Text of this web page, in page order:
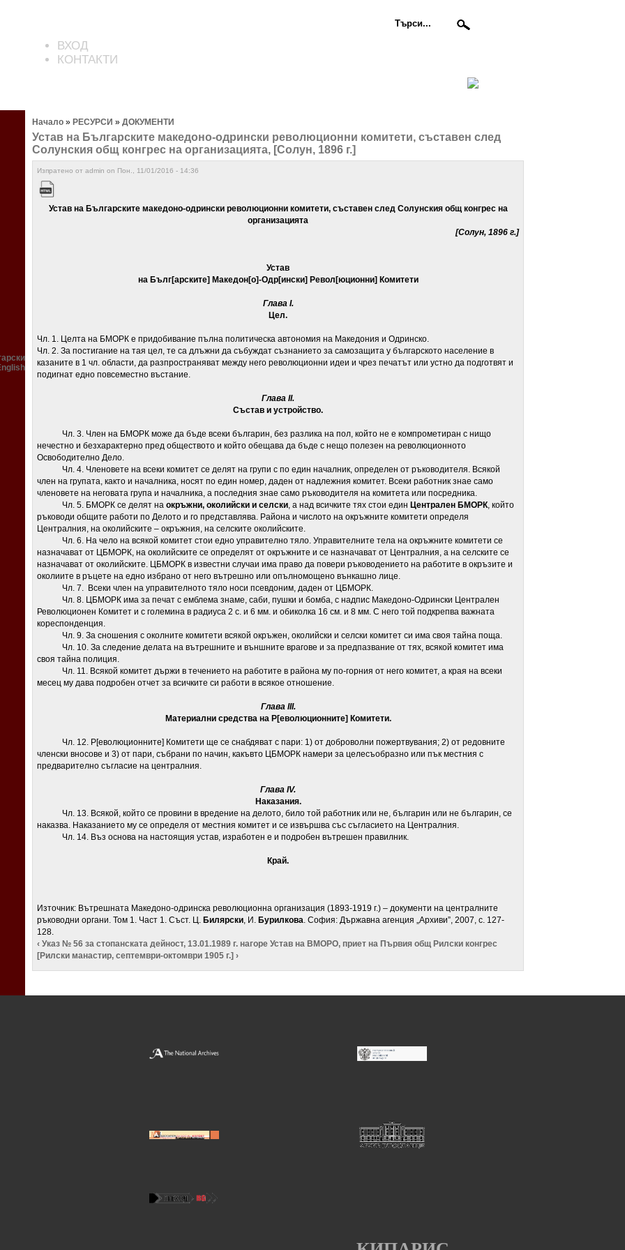
ВХОД
КОНТАКТИ
Начало » РЕСУРСИ »ДОКУМЕНТИ
Устав на Българските македоно-одрински революционни комитети, съставен след
Солунския общ конгрес на организацията, [Солун, 1896 г.]
Изпратено от admin on Пон., 11/01/2016 - 14:36
Устав на Българските македоно-одрински революционни комитети, съставен след Солунския общ конгрес на
организацията
[Солун, 1896 г.]
Устав
на Бълг[арските] Македон[о]-Одр[ински] Револ [юционни] Комитети
Глава I.
Цел.
Чл. 1. Целта на БМОРК е придобивание пълна политическа автономия на Македония и Одринско.
Чл. 2. За постигание на тая цел, те са длъжни да събуждат съзнанието за самозащита у българското население в
казаните в 1 чл. области, да разпространяват между него революционни идеи и чрез печатът или устно да подготвят и
подигнат едно повсеместно въстание.
ГлаваII.
Състав и устройство.
Чл. 3. Член на БМОРК може да бъде всеки българин, без разлика на пол, който не е компрометиран с нищо
нечестно и безхарактерно пред обществото и който обещава да бъде с нещо полезен на революционното
Освободително Дело.
Чл. 4. Членовете на всеки комитет се делят на групи с по един началник, определен от ръководителя. Всякой
член на групата, както и началника, носят по един номер, даден от надлежния комитет. Всеки работник знае само
членовете на неговата група и началника, а последния знае само ръководителя на комитета или посредника.
Чл. 5. БМОРК се делят наокръжни, околийски и селски, а над всичките тях стои един Централен БМОРК, който
ръководи общите работи по Делото и го представлява. Района и числото на окръжните комитети определя
Централния, на околийските – окръжния, на селските околийските.
Чл. 6. На чело на всякой комитет стои едно управително тяло. Управителните тела на окръжните комитети се
назначават от ЦБМОРК, на околийските се определят от окръжните и се назначават от Централния, а на селските се
назначават от околийските. ЦБМОРК в известни случаи има право да повери ръководението на работите в окръзите и
околиите в ръцете на едно избрано от него вътрешно или опълномощено вънкашно лице.
Чл. 7. Всеки член на управителното тяло носи псевдоним, даден от ЦБМОРК.
Чл. 8. ЦБМОРК има за печат с емблема знаме, саби, пушки и бомба, с надпис Македоно-Одрински Централен
Революционен Комитет и с големина в радиуса 2 с. и 6 мм. и обиколка 16 см. и 8 мм. С него той подкрепва важната
кореспонденция.
Чл. 9. За сношения с околните комитети всякой окръжен, околийски и селски комитет си има своя тайна поща.
Чл. 10. За следение делата на вътрешните и външните врагове и за предпазвание от тях, всякой комитет има
своя тайна полиция.
Чл. 11. Всякой комитет държи в течението на работите в района му по-горния от него комитет, а края на всеки
месец му дава подробен отчет за всичките си работи в всякое отношение.
Глава III.
Материални средства на Р[еволюционните] Комитети.
Чл. 12. Р[еволюционните] Комитети ще се снабдяват с пари: 1) от доброволни пожертвувания; 2) от редовните
членски вносове и 3) от пари, събрани по начин, какъвто ЦБМОРК намери за целесъобразно или пък местния с
предварително съгласие на централния.
ГлаваIV.
Наказания.
Чл. 13. Всякой, който се провини в вредение на делото, било той работник или не, българин или не българин, се
наказва. Наказанието му се определя от местния комитет и се извършва със съгласието на Централния.
Чл. 14. Въз основа на настоящия устав, изработен е и подробен вътрешен правилник.
Край.
Източник: Вътрешната Македоно-одринска революционна организация (1893-1919 г.) – документи на централните
ръководни органи. Том 1. Част 1. Съст. Ц. Билярски, И. Бурилкова. София: Държавна агенция „Архиви”, 2007, с. 127-
128.
‹ Указ № 56 за стопанската дейност, 13.01.1989 г. нагоре Устав на ВМОРО, приет на Първия общ Рилски конгрес
[Рилски манастир, септември-октомври 1905 г.] ›